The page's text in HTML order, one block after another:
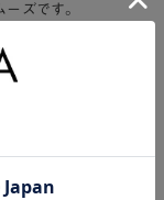
ズです。